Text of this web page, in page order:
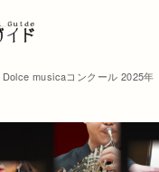
Dolce musicaコンクール 2025年